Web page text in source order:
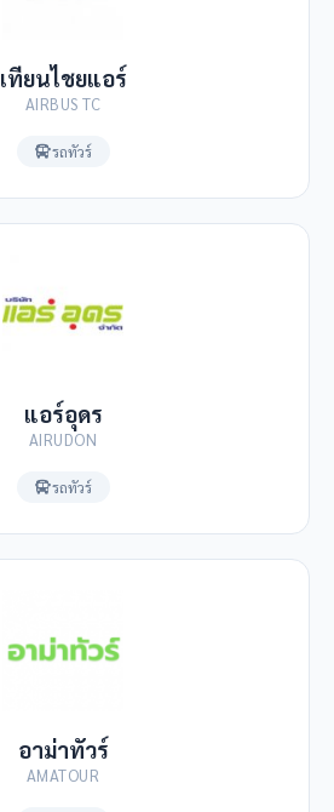
เทียนไชยแอร์
AIRBUS TC
รถทัวร์
แอร์อุดร
AIRUDON
รถทัวร์
อาม่าทัวร์
AMATOUR